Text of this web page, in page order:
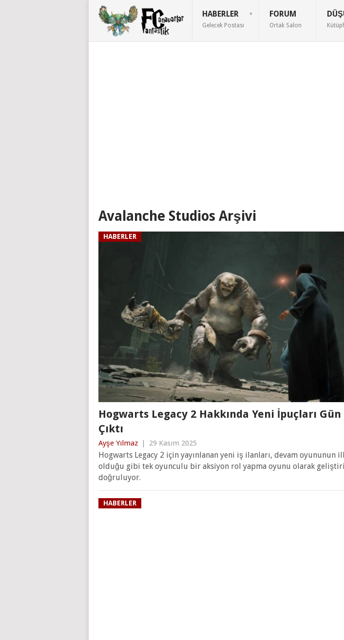
HABERLER
Gelecek Postası
FORUM
Ortak Salon
Avalanche Studios Arşivi
HABERLER
Hogwarts Legacy 2 Hakkında Yeni İpuçları Gün
Çıktı
Ayşe Yılmaz 29 Kasım 2025
Hogwarts Legacy 2 için yayınlanan yeni iş ilanları, devam oyununun
olduğu gibi tek oyunculu bir aksiyon rol yapma oyunu olarak
doğruluyor.
HABERLER